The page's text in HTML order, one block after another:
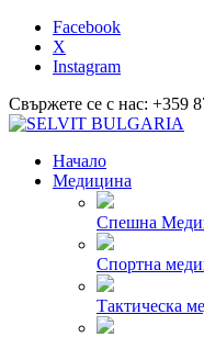
Facebook
X
Instagram
Свържете се с нас: +359
Начало
Медицина
Спешна
Спортна
Тактическа